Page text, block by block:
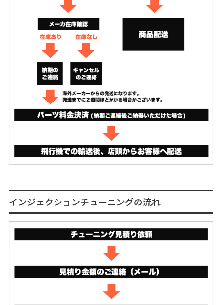
インジェクションチューニングの流れ